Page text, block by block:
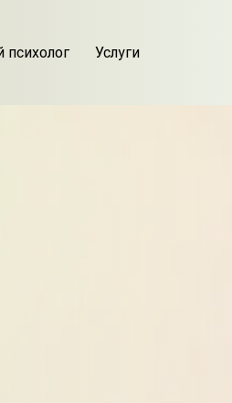
психолог Услуги